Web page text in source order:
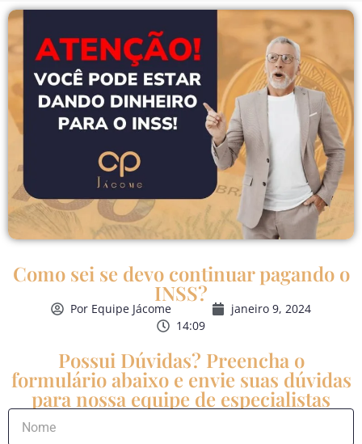
Como sei se devo continuar pagando o
INSS?
Por Equipe Jácome
janeiro 9, 2024
14:09
Possui Dúvidas? Preencha o
formulário abaixo e envie suas dúvidas
para nossa equipe de especialistas